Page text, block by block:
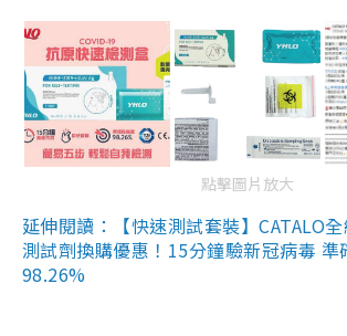
點擊圖片放大
延伸閱讀：【快速測試套裝】CATALO
測試劑換購優惠！15分鐘驗新冠病毒 準
98.26%